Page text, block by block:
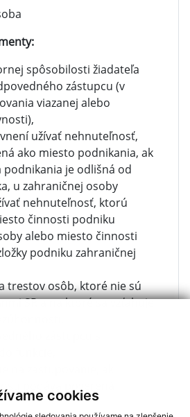
cookies
spôsobilosti žiadateľa
zástupcu (v
viazanej alebo
užívať nehnuteľnosť,
ako miesto podnikania, ak
podnikania je odlišná od
u zahraničnej osoby
nehnuteľnosť, ktorú
činnosti podniku
alebo miesto činnosti
podniku zahraničnej
trestov osôb, ktoré nie sú
SR a na ktoré sa vzťahuje
podáva poverená